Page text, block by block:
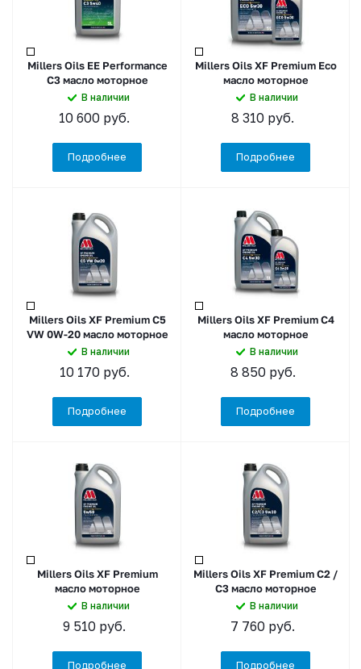
Millers Oils EE Performance
C3 масло моторное
В наличии
10 600 руб.
Подробнее
Millers Oils XF Premium Eco
масло моторное
В наличии
8 310 руб.
Подробнее
Millers Oils XF Premium C5
VW 0W-20 масло моторное
В наличии
10 170руб.
Подробнее
Millers Oils XF Premium C4
масло моторное
В наличии
8 850руб.
Подробнее
Millers Oils XF Premium
масло моторное
В наличии
9 510 руб.
Подробнее
Millers Oils XF Premium C2 /
C3 масло моторное
В наличии
7 760 руб.
Подробнее